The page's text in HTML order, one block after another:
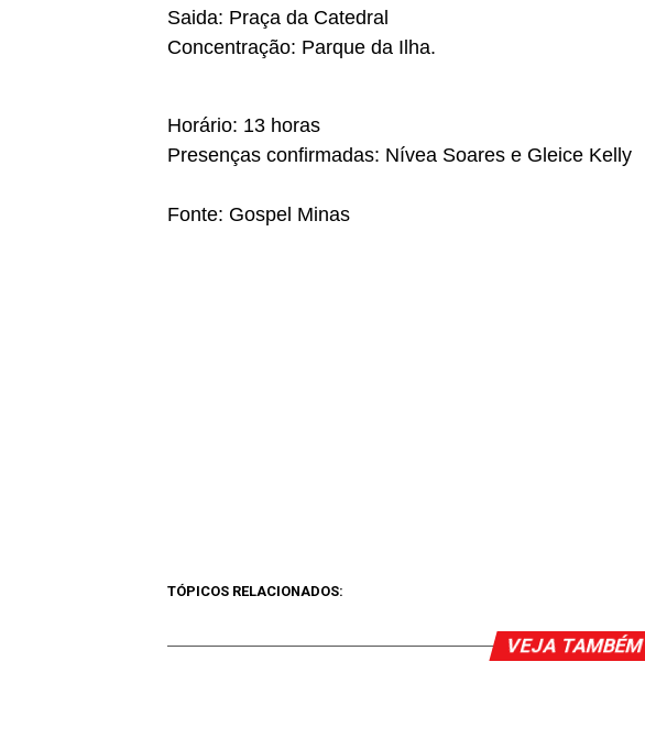
Saida: Praça da Catedral
Concentração: Parque da Ilha.
Horário: 13 horas
Presenças confirmadas: Nívea Soares e Gleice Kelly
Fonte: Gospel Minas
TÓPICOS RELACIONADOS:
VEJA TAMBÉM